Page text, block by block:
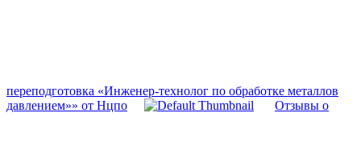
переподготовка «Инженер-технолог по обработке металлов
давлением»» от Нцпо
Отзывы о